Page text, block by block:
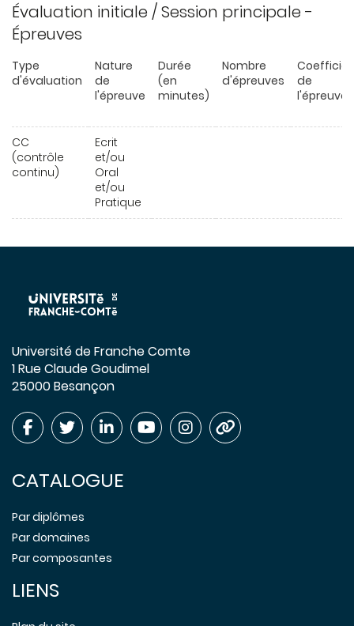
Évaluation initiale / Session principale -
Épreuves
Type
d'évaluation
Nature
de
l'épreuve
Durée
(en
minutes)
Nombre
d'épreuves
de
l'épreuve
CC
(contrôle
continu)
Ecrit
et/ou
Oral
et/ou
Pratique
Université de Franche Comte
1 Rue Claude Goudimel
25000 Besançon
CATALOGUE
Par diplômes
Par domaines
Par composantes
LIENS